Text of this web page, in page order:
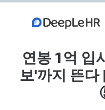
연봉 1억 입
보'까지 뜬다